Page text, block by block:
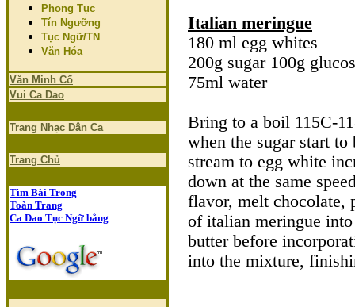
Phong Tục
Tín Ngưỡng
Tục Ngữ/TN
Văn Hóa
Văn Minh Cổ
Vui Ca Dao
Trang Nhạc Dân Ca
Trang Chủ
Tìm Bài Trong
Toàn Trang
Ca Dao Tục Ngữ bằng:
Italian meringue
180 ml egg whites
200g sugar 100g
75ml water
Bring to a boil 115C-
when the sugar start
stream to egg white
down at the same
flavor, melt chocolate,
of italian meringue
butter before
into the mixture,